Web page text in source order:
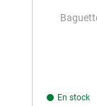
En stock